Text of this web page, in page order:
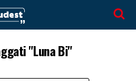
"Luna Bi"